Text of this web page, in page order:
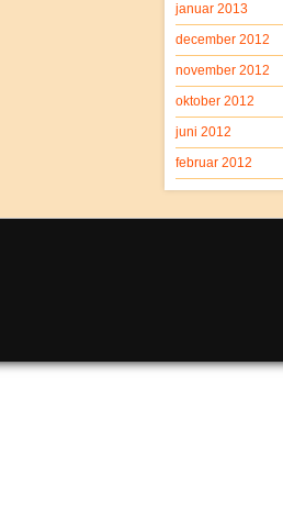
januar 2013
december 2012
november 2012
oktober 2012
juni 2012
februar 2012